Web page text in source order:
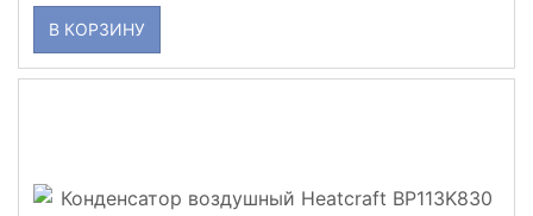
В КОРЗИНУ